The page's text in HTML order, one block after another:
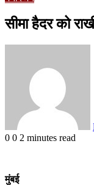
सीमा हैदर को
0 0 2 minutes read
मुंबई